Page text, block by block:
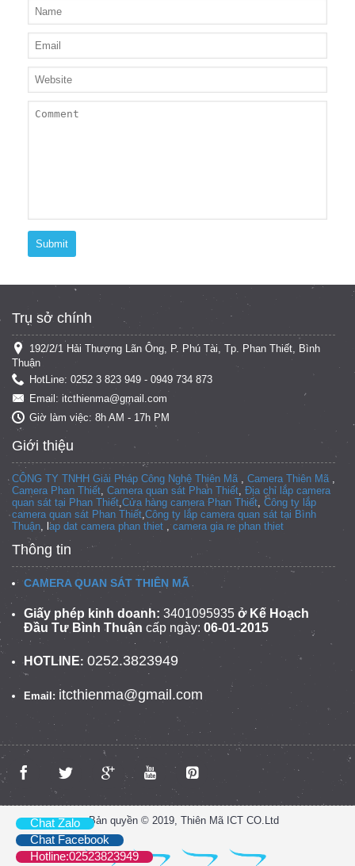
Submit
Trụ sở chính
192/2/1 Hải Thượng Lãn Ông, P. Phú Tài, Tp. Phan Thiết, Bình
Thuận
HotLine: 0252 3 823 949 - 0949 734 873
Email: itcthienma@gmail.com
Giờ làm việc: 8h AM - 17h PM
Giới thiệu
CÔNG TY TNHH Giải Pháp Công Nghệ Thiên Mã Camera Thiên Mã
Camera Phan Thiết Camera quan sát Phan Thiết Địa chỉ lắp camera
quan sát tại Phan Thiết Cửa hàng camera Phan Thiết Công ty lắp
camera quan sát Phan Thiết Công ty lắp camera quan sát tại Bình
Thuận , lap dat camera phan thiet camera gia re phan thiet
Thông tin
CAMERA QUAN SÁT THIÊN MÃ
Giấy phép kinh doanh: 3401095935 ở Kế Hoạch
Đầu Tư Bình Thuận cấp ngày: 06-01-2015
HOTLINE: 0252.3823949
Email: itcthienma@gmail.com
Bản quyền © 2019, Thiên Mã ICT CO.Ltd
Chat Zalo
Chat Facebook
Hotline:02523823949